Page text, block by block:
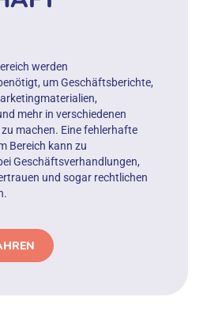
werden
um Geschäftsberichte,
mehr in verschiedenen
machen. Eine fehlerhafte
Bereich kann zu
Geschäftsverhandlungen,
und sogar rechtlichen